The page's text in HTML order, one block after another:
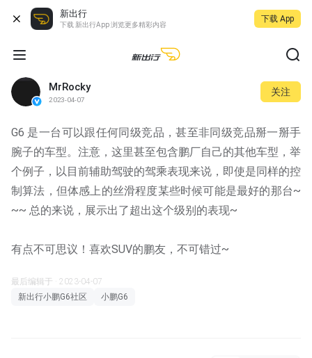
新出行
下载 新出行App 浏览更多精彩内容
下载 App
MrRocky
2023-04-07
关注
G6 是一台可以跟任何同级竞品，甚至非同级竞品掰一掰手
腕子的车型。注意，这里甚至包含鹏厂自己的其他车型，举
个例子，以目前辅助驾驶的驾乘表现来说，即使是同样的控
制算法，但体感上的丝滑程度某些时候可能是最好的那台~
~~ 总的来说，展示出了超出这个级别的表现~
有点不可思议！喜欢SUV的鹏友，不可错过~
最后编辑于 · 2023-04-07
新出行小鹏G6社区
小鹏G6